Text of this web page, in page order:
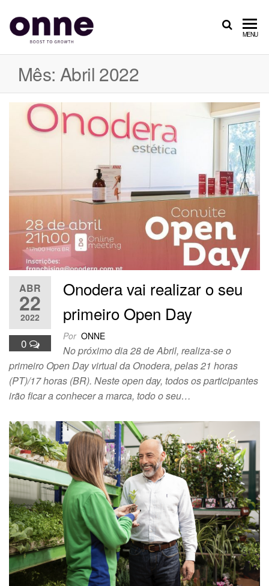
MENU
Mês: Abril 2022
ABR
22
2022
0
Onodera vai realizar o seu
primeiro Open Day
Por ONNE
No próximo dia 28 de Abril, realiza-se o
primeiro Open Day virtual da Onodera, pelas 21 horas
(PT)/17 horas (BR). Neste open day, todos os participantes
irão ficar a conhecer a marca, todo o seu…